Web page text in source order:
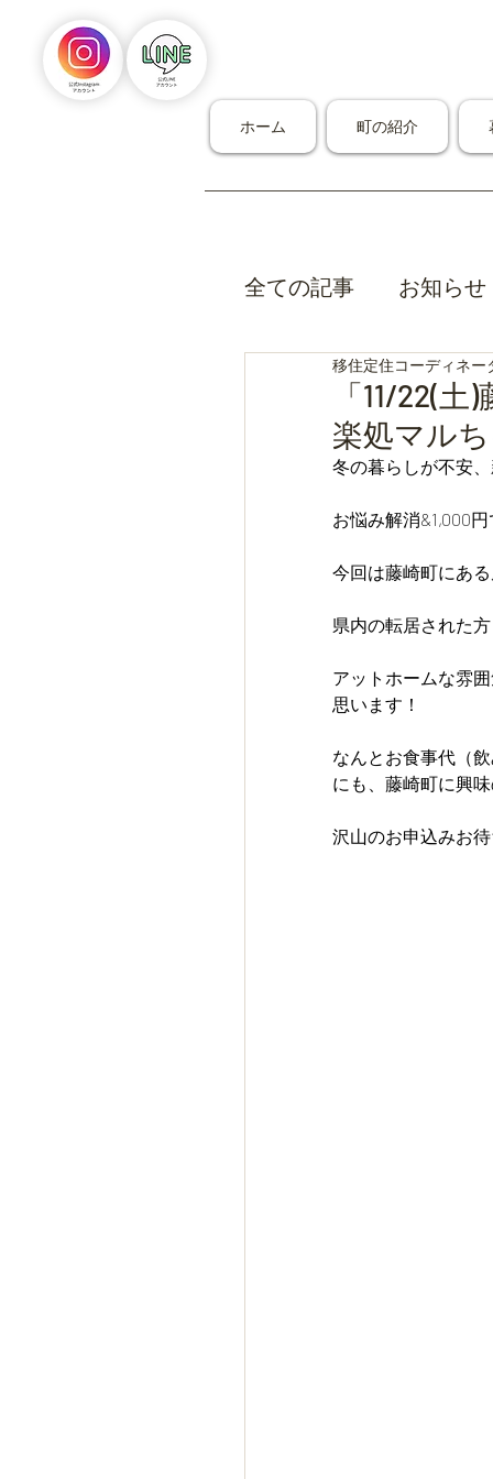
ホーム 町の紹介
全ての記事 お知らせ
「11/22(
楽処マル
移住定住コーディネー
冬の暮らしが不安
お悩み解消&1,000
今回は藤崎町にあ
県内の転居された
アットホームな雰
思います！
なんとお食事代（
にも、藤崎町に興
沢山のお申込みお